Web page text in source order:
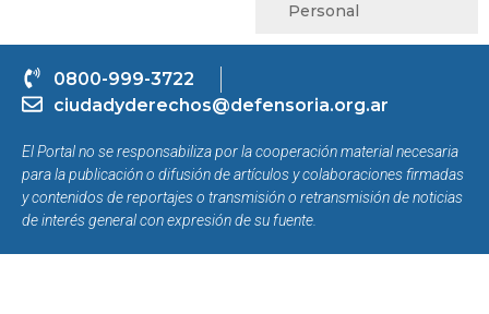
Personal
0800-999-3722
ciudadyderechos@defensoria.org.ar
El Portal no se responsabiliza por la cooperación material necesaria
para la publicación o difusión de artículos y colaboraciones firmadas
y contenidos de reportajes o transmisión o retransmisión de noticias
de interés general con expresión de su fuente.